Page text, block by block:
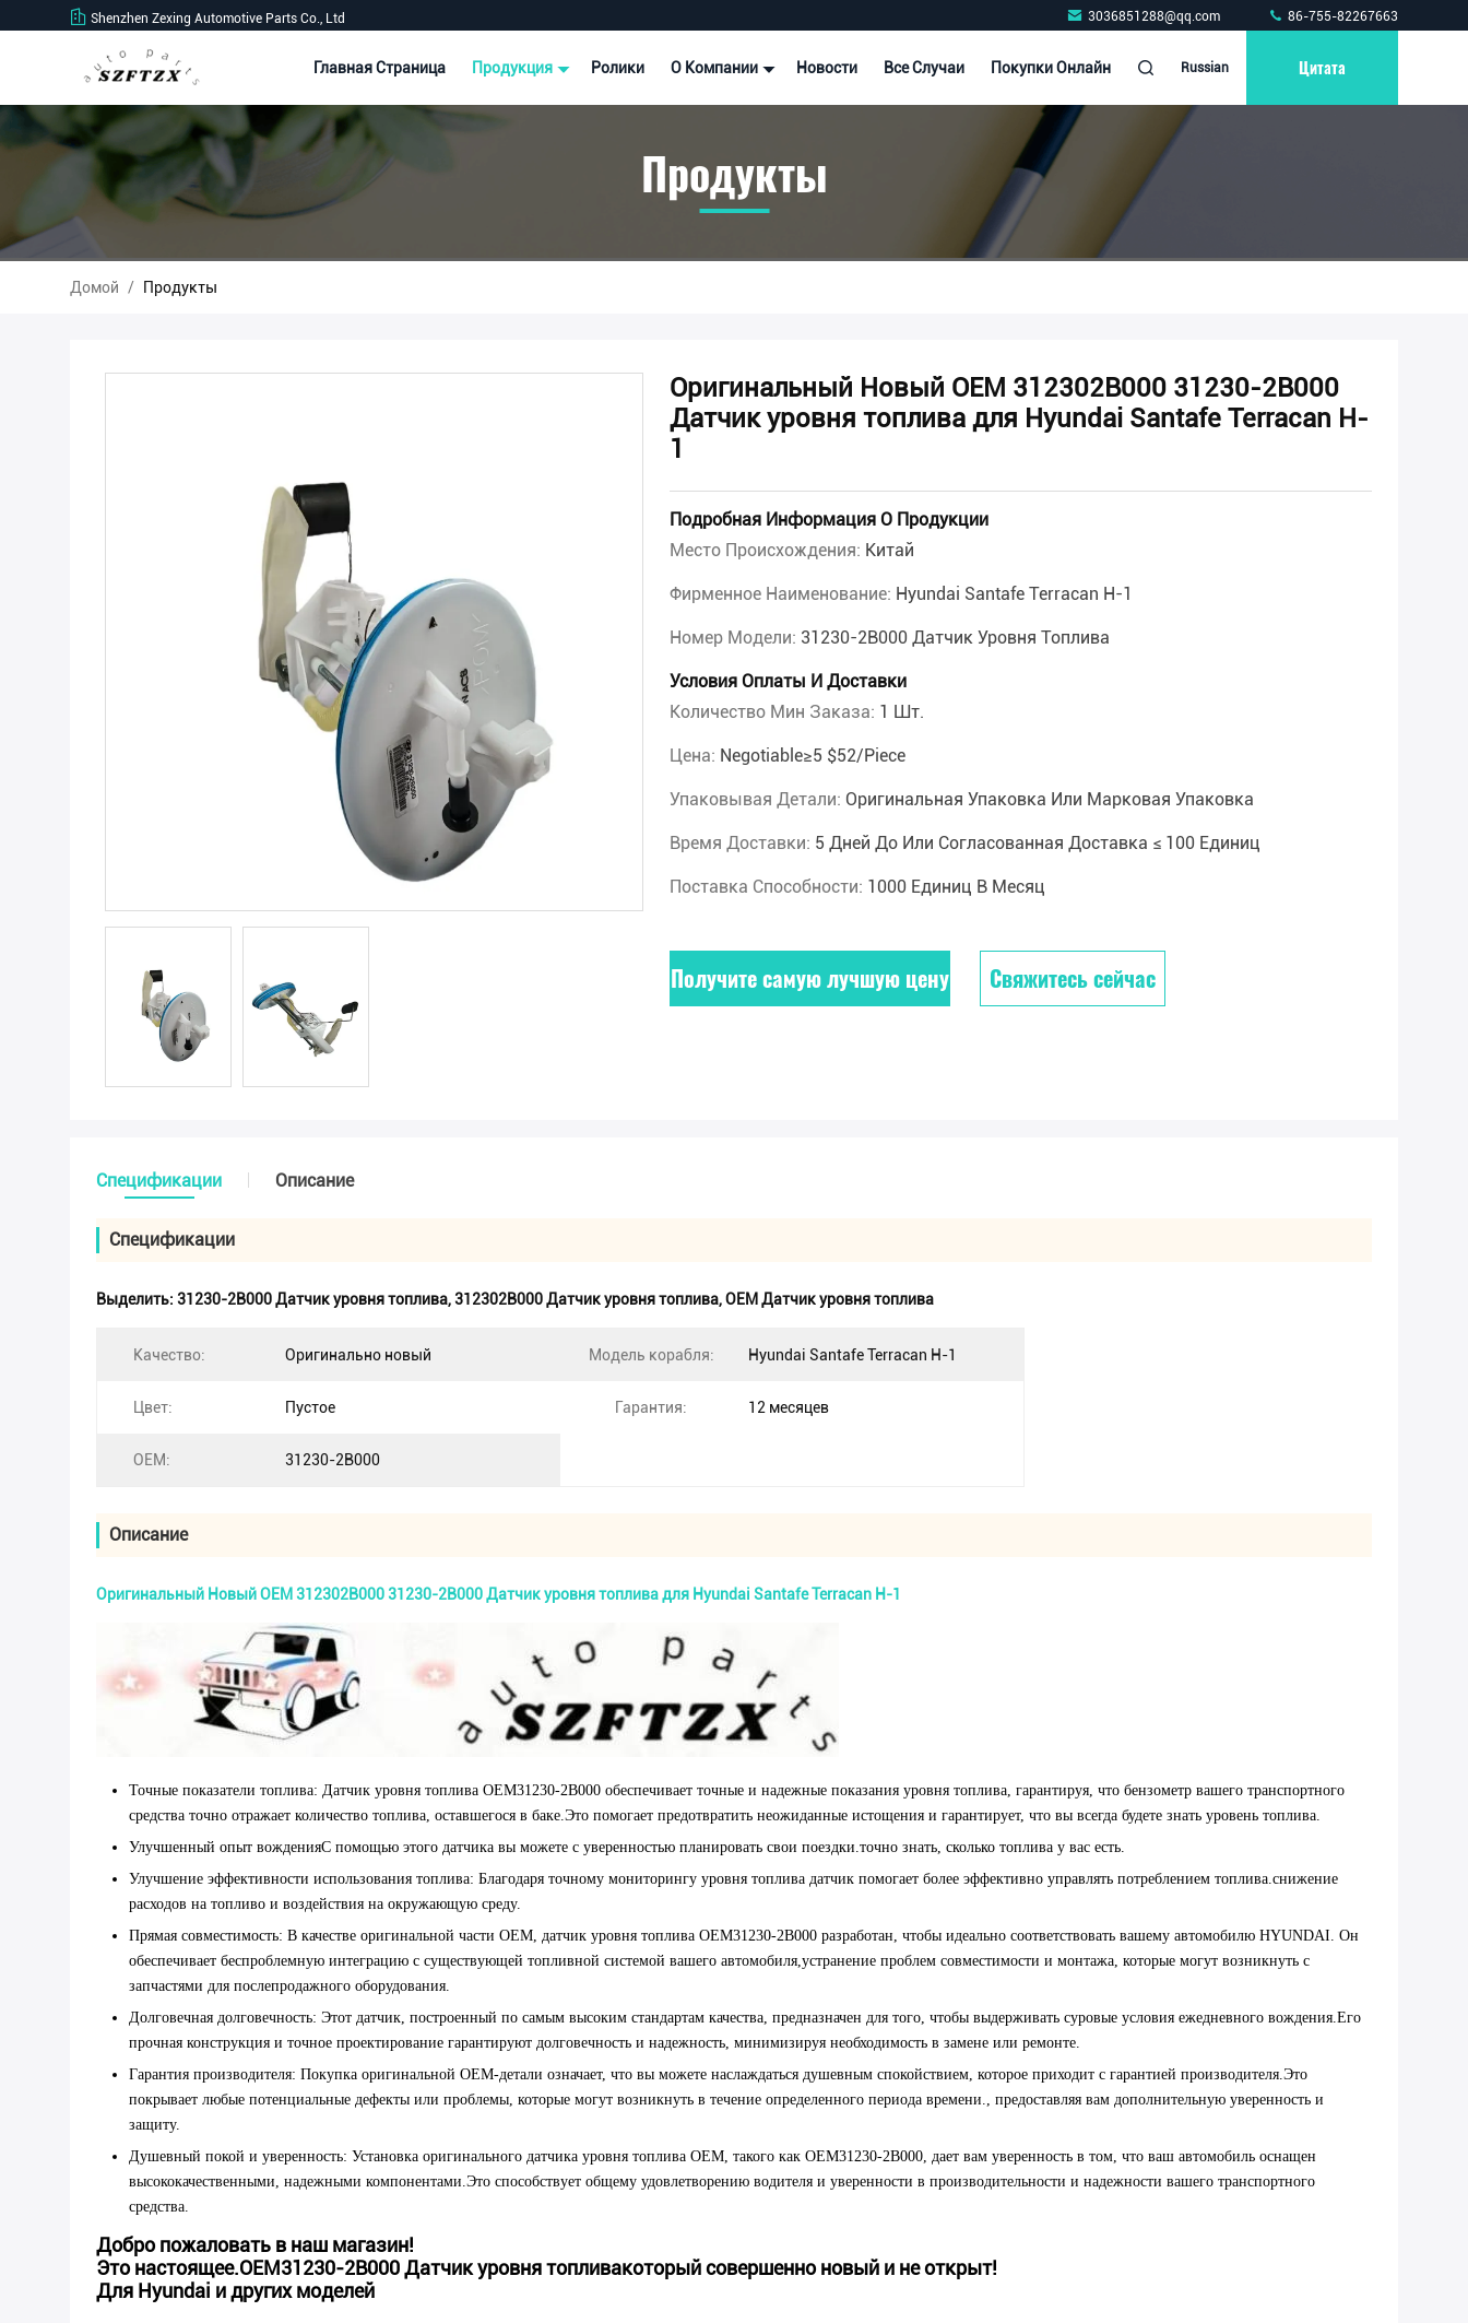
Shenzhen Zexing Automotive Parts Co., Ltd 3036851288@qq.com 86-755-82267663
Главная Страница Продукция Ролики О Компании Новости Все Случаи Покупки Онлайн Russian Цитата
Продукты
Домой / Продукты
Оригинальный Новый OEM 312302B000 31230-2B000
Датчик уровня топлива для Hyundai Santafe Terracan H-
1
Подробная Информация О Продукции
Место Происхождения: Китай
Фирменное Наименование: Hyundai Santafe Terracan H-1
Номер Модели: 31230-2B000 Датчик Уровня Топлива
Условия Оплаты И Доставки
Количество Мин Заказа: 1 Шт.
Цена: Negotiable≥5 $52/piece
Упаковывая Детали: Оригинальная Упаковка Или Марковая Упаковка
Время Доставки: 5 Дней До Или Согласованная Доставка ≤ 100 Единиц
Поставка Способности: 1000 Единиц В Месяц
Получите самую лучшую цену Свяжитесь сейчас
Спецификации Описание
Спецификации
Выделить: 31230-2B000 Датчик уровня топлива,312302B000 Датчик уровня топлива,OEM Датчик уровня топлива
Качество: Оригинально новый Модель корабля: Hyundai Santafe Terracan H-1
Цвет: Пустое Гарантия: 12 месяцев
OEM: 31230-2B000
Описание
Оригинальный Новый OEM 312302B000 31230-2B000 Датчик уровня топлива для Hyundai Santafe Terracan H-1
Точные показатели топлива: Датчик уровня топлива OEM31230-2B000 обеспечивает точные и надежные показания уровня топлива, гарантируя, что бензометр вашего транспортного
средства точно отражает количество топлива, оставшегося в баке.Это помогает предотвратить неожиданные истощения и гарантирует, что вы всегда будете знать уровень топлива.
Улучшенный опыт вожденияС помощью этого датчика вы можете с уверенностью планировать свои поездки.точно знать, сколько топлива у вас есть.
Улучшение эффективности использования топлива: Благодаря точному мониторингу уровня топлива датчик помогает более эффективно управлять потреблением топлива.снижение
расходов на топливо и воздействия на окружающую среду.
Прямая совместимость: В качестве оригинальной части OEM, датчик уровня топлива OEM31230-2B000 разработан, чтобы идеально соответствовать вашему автомобилю HYUNDAI. Он
обеспечивает беспроблемную интеграцию с существующей топливной системой вашего автомобиля,устранение проблем совместимости и монтажа, которые могут возникнуть с
запчастями для послепродажного оборудования.
Долговечная долговечность: Этот датчик, построенный по самым высоким стандартам качества, предназначен для того, чтобы выдерживать суровые условия ежедневного вождения.Его
прочная конструкция и точное проектирование гарантируют долговечность и надежность, минимизируя необходимость в замене или ремонте.
Гарантия производителя: Покупка оригинальной OEM-детали означает, что вы можете наслаждаться душевным спокойствием, которое приходит с гарантией производителя.Это
покрывает любые потенциальные дефекты или проблемы, которые могут возникнуть в течение определенного периода времени., предоставляя вам дополнительную уверенность и
защиту.
Душевный покой и уверенность: Установка оригинального датчика уровня топлива OEM, такого как OEM31230-2B000, дает вам уверенность в том, что ваш автомобиль оснащен
высококачественными, надежными компонентами.Это способствует общему удовлетворению водителя и уверенности в производительности и надежности вашего транспортного
средства.
Добро пожаловать в наш магазин!
Это настоящее.OEM31230-2B000 Датчик уровня топливакоторый совершенно новый и не открыт!
Для Hyundai и других моделей